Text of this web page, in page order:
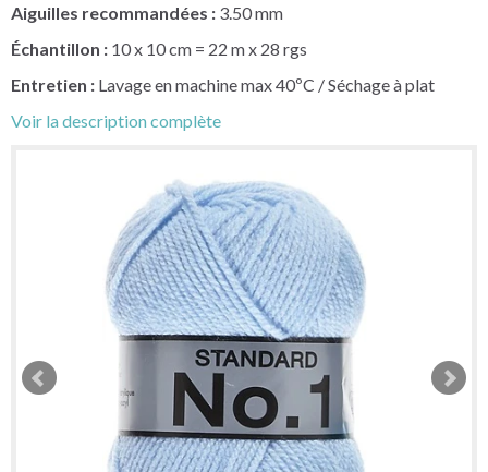
Aiguilles recommandées : 3.50 mm
Échantillon : 10 x 10 cm = 22 m x 28 rgs
Entretien : Lavage en machine max 40ºC / Séchage à plat
Voir la description complète